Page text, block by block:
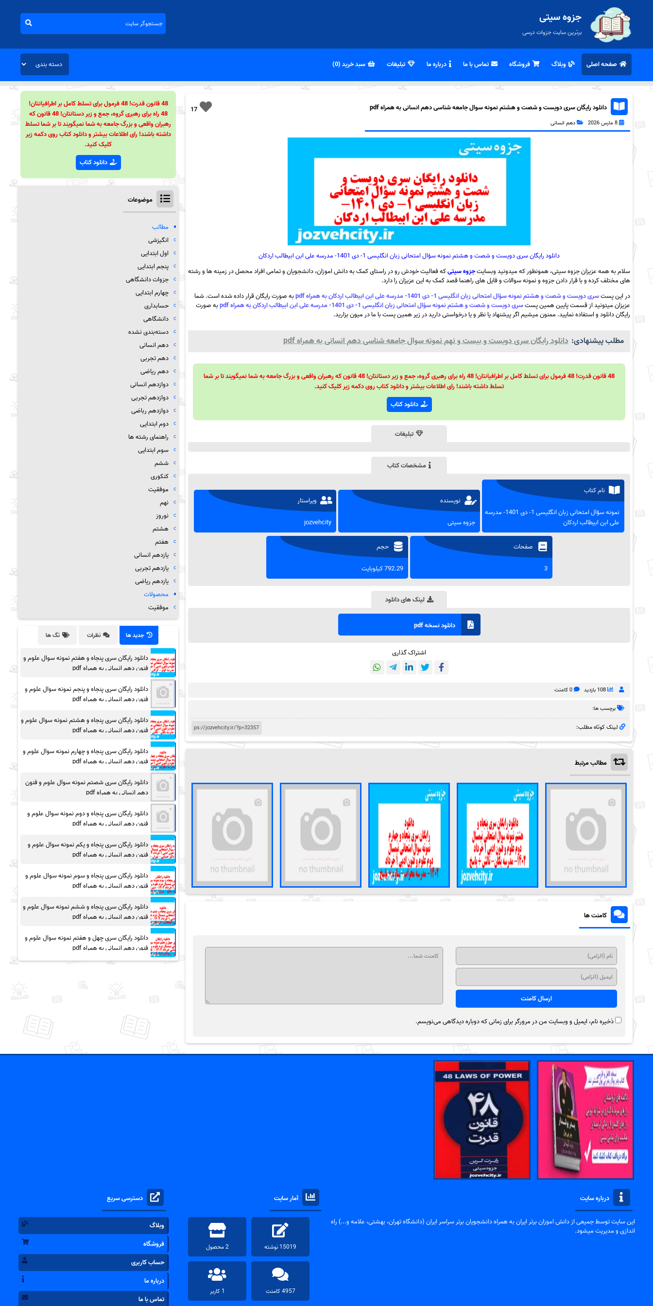
جزوه سیتی
برترین سایت جزوات درسی
صفحه اصلی وبلاگ فروشگاه تماس با ما درباره ما تبلیغات سبد خرید (0)
17 دانلود رایگان سری دویست و شصت و هشتم نمونه سوال جامعه شناسی دهم انسانی به همراه pdf
8 مارس 2026 دهم انسانی
دانلود رایگان سری دویست و شصت و هشتم نمونه سؤال امتحانی زبان انگلیسی 1- دی 1401- مدرسه علی ابن ابیطالب اردکان
سلام به همه عزیزان جزوه سیتی، همونطور که میدونید وبسایتجزوه سیتیکه فعالیت خودش رو در راستای کمک به دانش اموزان، دانشجویان و تمامی افراد محصل در زمینه ها و رشته
های مختلف کرده و با قرار دادن جزوه و نمونه سوالات و فایل های راهنما قصد کمک به این عزیزان را دارد.
در این پستسری دویست و شصت و هشتم نمونه سؤال امتحانی زبان انگلیسی 1- دی 1401- مدرسه علی ابن ابیطالب اردکان به همراه pdf
به صورت رایگان قرار داده شده است. شما
عزیزان میتونید از قسمت پایین همین پستسری دویست و شصت و هشتم نمونه سؤال امتحانی زبان انگلیسی 1- دی 1401- مدرسه علی ابن ابیطالب اردکان به همراه pdf
به صورت
رایگان دانلود و استفاده نمایید. ممنون میشیم اگر پیشنهاد یا نظر و یا درخواستی دارید در زیر همین پست با ما در میون بزارید.
مطلب پیشنهادی: دانلود رایگان سری دویست و بیست و نهم نمونه سوال جامعه شناسی دهم انسانی به همراه pdf
48 قانون قدرت! 48 فرمول برای تسلط کامل بر اطرافیانتان! 48 راه برای رهبری گروه، جمع و زیر دستانتان! 48 قانون که رهبران واقعی و بزرگ جامعه به شما نمیگویند تا بر شما
تسلط داشته باشند! رای اطلاعات بیشتر و دانلود کتاب روی دکمه زیر کلیک کنید.
دانلود کتاب
تبلیغات
مشخصات کتاب
نام کتاب
نمونه سؤال امتحانی زبان انگلیسی 1- دی 1401- مدرسه
علی ابن ابیطالب اردکان
نویسنده
جزوه سیتی
ویراستار
jozvehcity
صفحات
3
حجم
792.29 کیلوبایت
لینک های دانلود
دانلود نسخه pdf
اشتراک گذاری
108 بازدید 0 کامنت
برچسب ها:
لینک کوتاه مطلب:
مطالب مرتبط
کامنت ها
ذخیره نام، ایمیل و وبسایت من در مرورگر برای زمانی که دوباره دیدگاهی می‌نویسم.
48 قانون قدرت! 48 فرمول برای تسلط کامل بر اطرافیانتان!
48 راه برای رهبری گروه، جمع و زیر دستانتان! 48 قانون که
رهبران واقعی و بزرگ جامعه به شما نمیگویند تا بر شما تسلط
داشته باشند! رای اطلاعات بیشتر و دانلود کتاب روی دکمه زیر
کلیک کنید.
دانلود کتاب
موضوعات
مطالب
انگیزشی
اول ابتدایی
پنجم ابتدایی
جزوات دانشگاهی
چهارم ابتدایی
حسابداری
دانشگاهی
دسته‌بندی نشده
دهم انسانی
دهم تجربی
دهم ریاضی
دوازدهم انسانی
دوازدهم تجربی
دوازدهم رباضی
دوم ابتدایی
راهنمای رشته ها
سوم ابتدایی
ششم
کنکوری
موفقیت
نهم
نوروز
هشتم
هفتم
یازدهم انسانی
یازدهم تجربی
یازدهم ریاضی
محصولات
موفقیت
جدید ها نظرات تگ ها
دانلود رایگان سری پنجاه و هفتم نمونه سوال علوم و
فنون دهم انسانی به همراه pdf
دانلود رایگان سری پنجاه و پنجم نمونه سوال علوم و
فنون دهم انسانی به همراه pdf
دانلود رایگان سری پنجاه و هشتم نمونه سوال علوم و
فنون دهم انسانی به همراه pdf
دانلود رایگان سری پنجاه و چهارم نمونه سوال علوم و
فنون دهم انسانی به همراه pdf
دانلود رایگان سری شصتم نمونه سوال علوم و فنون
دهم انسانی به همراه pdf
دانلود رایگان سری پنجاه و دوم نمونه سوال علوم و
فنون دهم انسانی به همراه pdf
دانلود رایگان سری پنجاه و یکم نمونه سوال علوم و
فنون دهم انسانی به همراه pdf
دانلود رایگان سری پنجاه و سوم نمونه سوال علوم و
فنون دهم انسانی به همراه pdf
دانلود رایگان سری پنجاه و ششم نمونه سوال علوم و
فنون دهم انسانی به همراه pdf
دانلود رایگان سری چهل و هفتم نمونه سوال علوم و
فنون دهم انسانی به همراه pdf
درباره سایت
این سایت توسط جمیعی از دانش اموزان برتر ایران به همراه دانشجویان برتر سراسر ایران (دانشگاه تهران، بهشتی، علامه و...) راه
اندازی و مدیریت میشود.
آمار سایت
15019 نوشته 2 محصول
4957 کامنت 1 کاربر
دسترسی سریع
وبلاگ
فروشگاه
حساب کاربری
درباره ما
تماس با ما